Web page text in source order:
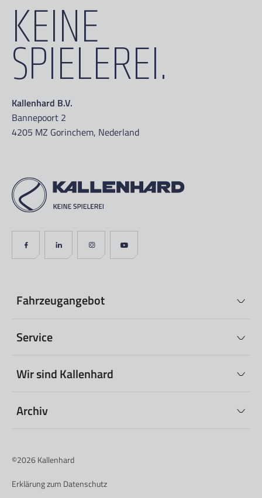
KEINE
SPIELEREI.
Kallenhard B.V.
Bannepoort 2
4205 MZ Gorinchem, Nederland
Fahrzeugangebot
Service
Wir sind Kallenhard
Archiv
©2026 Kallenhard
Erklärung zum Datenschutz